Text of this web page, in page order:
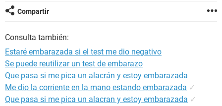
Compartir
Consulta también:
Estaré embarazada si el test me dio negativo
Se puede reutilizar un test de embarazo
Que pasa si me pica un alacrán y estoy embarazada
Me dio la corriente en la mano estando embarazada ✓
Que pasa si me pica un alacran y estoy embarazada ✓